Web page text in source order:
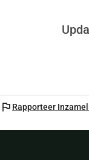
flag Rapporteer